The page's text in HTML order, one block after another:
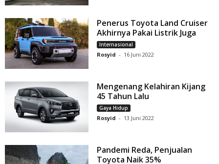
Penerus Toyota Land Cruiser
Akhirnya Pakai Listrik Juga
Internasional
Rosyid - 16 Juni 2022
Mengenang Kelahiran Kijang
45 Tahun Lalu
Gaya Hidup
Rosyid - 13 Juni 2022
Pandemi Reda, Penjualan
Toyota Naik 35%